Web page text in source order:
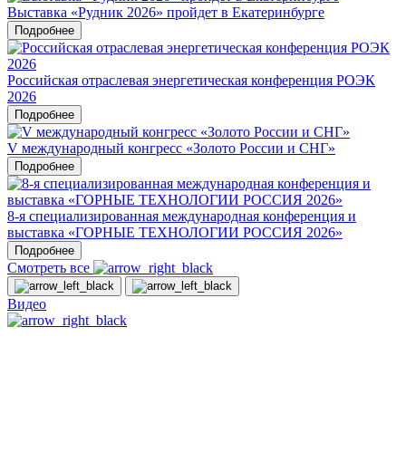
Выставка «Рудник 2026» пройдет в Екатеринбурге
Подробнее
Российская отраслевая энергетическая конференция РОЭК
2026
Подробнее
V международный конгресс «Золото России и СНГ»
Подробнее
8-я специализированная международная конференция и
выставка «ГОРНЫЕ ТЕХНОЛОГИИ РОССИЯ 2026»
Подробнее
Смотреть все
Видео